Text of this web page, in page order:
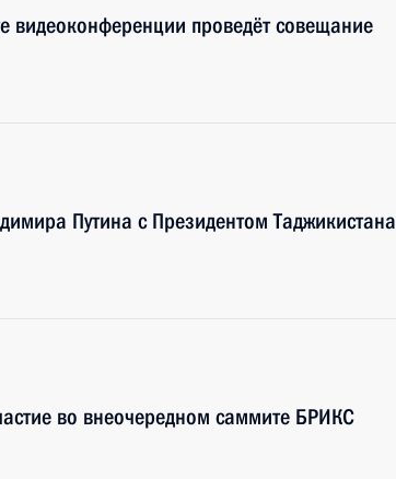
проведёт совещание
Путина с Президентом Таджикистана
во внеочередном саммите БРИКС